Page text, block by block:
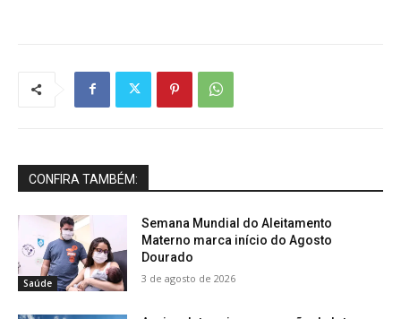
CONFIRA TAMBÉM:
Saúde
Semana Mundial do Aleitamento
Materno marca início do Agosto
Dourado
3 de agosto de 2026